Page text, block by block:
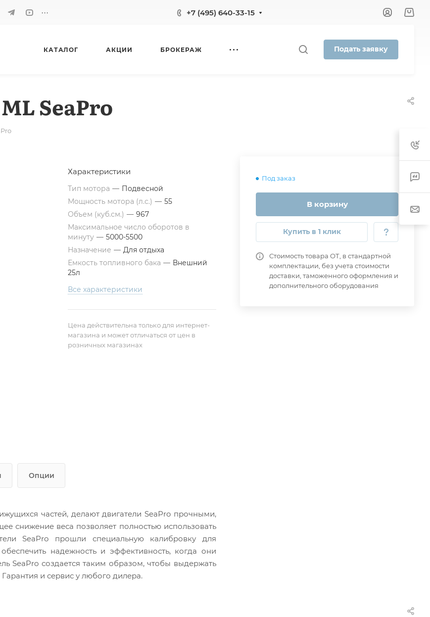
... +7 (495) 640-33-15
КАТАЛОГ АКЦИИ БРОКЕРАЖ Подать заявку
SeaPro
Под заказ
В корзину
Купить в 1 клик
Стоимость товара ОТ, в стандартной
комплектации, без учета стоимости
доставки, таможенного оформления и
дополнительного оборудования
Характеристики
Тип мотора — Подвесной
Мощность мотора (л.с.) — 55
Объем (куб.см.) — 967
Максимальное число оборотов в
минуту — 5000-5500
Назначение — Для отдыха
Емкость топливного бака — Внешний
25л
Все характеристики
Цена действительна только для интернет-
магазина и может отличаться от цен в
розничных магазинах
Опции
частей, делают двигатели SeaPro прочными,
веса позволяет полностью использовать
SeaPro прошли специальную калибровку для
надежность и эффективность, когда они
SeaPro создается таким образом, чтобы выдержать
и сервис у любого дилера.